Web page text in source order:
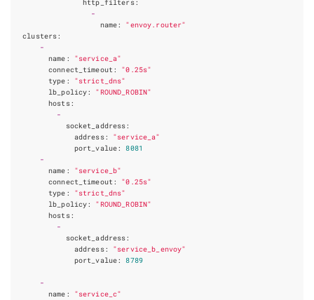
http_filters:
-
name:
"envoy.router"
clusters:
-
name :
"service_a"
connect_timeout :
"0.25s"
type :
"strict_dns"
lb_policy:
"ROUND_ROBIN"
hosts:
-
socket_address:
address:
"service_a"
port_value:
8081
-
name :
"service_b"
connect_timeout :
"0.25s"
type :
"strict_dns"
lb_policy:
"ROUND_ROBIN"
hosts:
-
socket_address:
address:
"service_b_envoy"
port_value: 8789
-
name :
"service_c"